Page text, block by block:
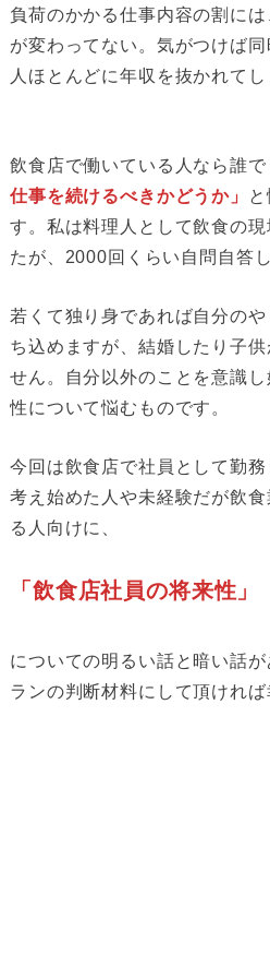
負荷のかかる仕事内容の割に
が変わってない。気がつけば
人ほとんどに年収を抜かれて
飲食店で働いている人なら誰で
仕事を続けるべきかどうか」
す。私は料理人として飲食の
たが、2000回くらい自問自答
若くて独り身であれば自分の
ち込めますが、結婚したり子
せん。自分以外のことを意識
性について悩むものです。
今回は飲食店で社員として勤
考え始めた人や未経験だが飲
る人向けに、
「飲食店社員の将来性」
についての明るい話と暗い話
ランの判断材料にして頂ければ